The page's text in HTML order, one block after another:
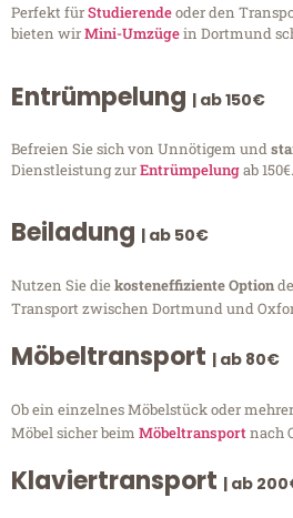
Perfekt fürStudierendeoder den
bieten wirMini-Umzügein Dortmund
Entrümpelung | ab 150€
Befreien Sie sich von Unnötigem und
Dienstleistung zurEntrümpelungab 150€.
Beiladung | ab 50€
Nutzen Sie diekosteneffiziente Option
Transport zwischen Dortmund und
Möbeltransport | ab 80€
Ob ein einzelnes Möbelstück oder
Möbel sicher beim Möbeltransportnach
Klaviertransport | ab